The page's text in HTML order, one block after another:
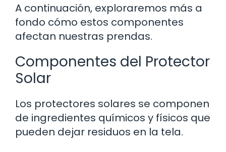
A continuación, exploraremos más a
fondo cómo estos componentes
afectan nuestras prendas.
Componentes del Protector
Solar
Los protectores solares se componen
de ingredientes químicos y físicos que
pueden dejar residuos en la tela.